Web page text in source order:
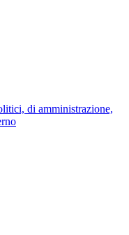
di amministrazione,